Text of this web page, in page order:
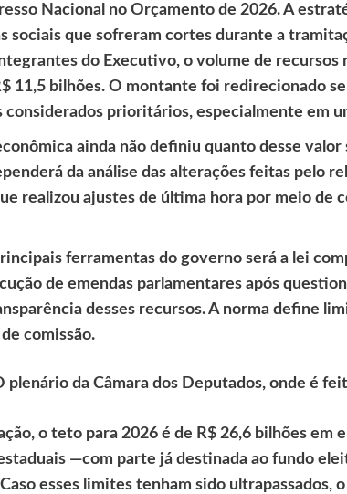
Nacional no Orçamento de 2026. A
sociais que sofreram cortes durante a
do Executivo, o volume de recursos
11,5 bilhões. O montante foi redirecionado
considerados prioritários, especialmente em
ainda não definiu quanto desse
da análise das alterações feitas pelo
realizou ajustes de última hora por meio de
ferramentas do governo será a lei
de emendas parlamentares após
desses recursos. A norma define
comissão.
plenário da Câmara dos Deputados, onde é
o teto para 2026 é de R$ 26,6 bilhões em
—com parte já destinada ao fundo
esses limites tenham sido ultrapassados,